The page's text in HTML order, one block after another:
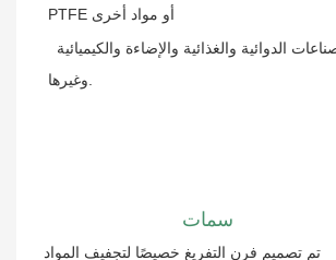
PTFE أو مواد أخرى
وغيرها.
سمات
تم تصميم فرن التفريغ خصيصًا لتجفيف المواد